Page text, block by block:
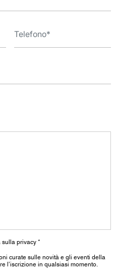
sulla privacy *
curate sulle novità e gli eventi della
l’iscrizione in qualsiasi momento.